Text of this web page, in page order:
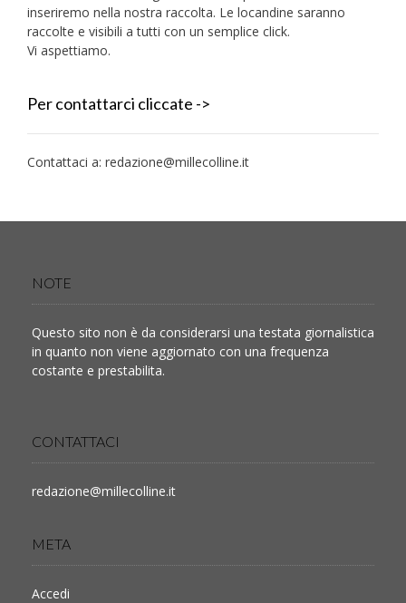
inseriremo nella nostra raccolta. Le locandine saranno
raccolte e visibili a tutti con un semplice click.
Vi aspettiamo.
Per contattarci cliccate ->
Contattaci a: redazione@millecolline.it
NOTE
Questo sito non è da considerarsi una testata giornalistica
in quanto non viene aggiornato con una frequenza
costante e prestabilita.
CONTATTACI
redazione@millecolline.it
META
Accedi